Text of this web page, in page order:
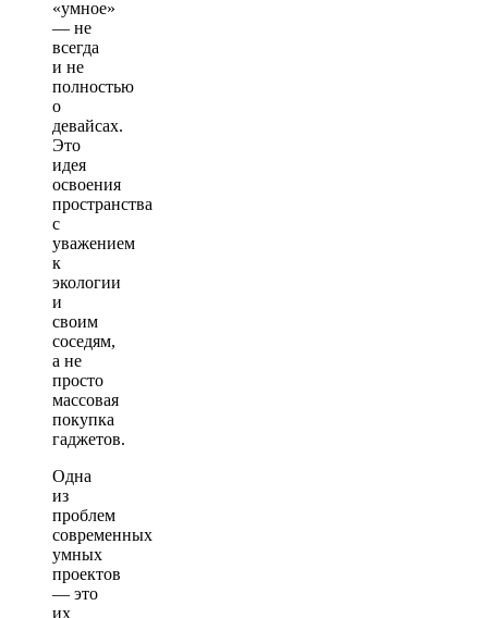
«умное»
— не
всегда
и не
полностью
о
девайсах.
Это
идея
освоения
пространства
с
уважением
к
экологии
и
своим
соседям,
а не
просто
массовая
покупка
гаджетов.
Одна
из
проблем
современных
умных
проектов
— это
их